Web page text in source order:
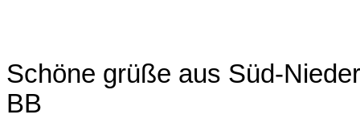
Schöne grüße aus Süd-
BB